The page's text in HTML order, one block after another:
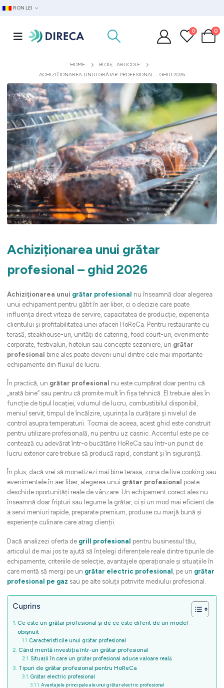
RON LEI
0 0
HOME BLOG,
ARTICOLE
ACHIZIȚIONAREA UNUI GRĂTAR PROFESIONAL – GHID 2026
Achiziționarea unui grătar
profesional – ghid 2026
Achiziționarea unui grătar profesional nu înseamnă doar alegerea
unui echipament pentru gătit în aer liber, ci o decizie care poate
influența direct viteza de servire, capacitatea de producție, experiența
clientului și profitabilitatea unei afaceri HoReCa. Pentru restaurante cu
terasă, steakhouse-uri, unități de catering, food court-uri, evenimente
corporate, festivaluri, hoteluri sau concepte sezoniere, un grătar
profesional bine ales poate deveni unul dintre cele mai importante
echipamente din fluxul de lucru.
În practică, un grătar profesional nu este cumpărat doar pentru că
„arată bine” sau pentru că promite mult în fișa tehnică. El trebuie ales în
funcție de tipul locației, volumul de lucru, combustibilul disponibil,
meniul servit, timpul de încălzire, ușurința la curățare și nivelul de
control asupra temperaturii. Tocmai de aceea, acest ghid este construit
pentru utilizare profesională, nu pentru uz casnic. Accentul este pe ce
contează cu adevărat într-o bucătărie HoReCa sau într-un punct de
lucru exterior care trebuie să producă rapid, constant și în siguranță.
În plus, dacă vrei să monetizezi mai bine terasa, zona de live cooking sau
evenimentele în aer liber, alegerea unui grătar profesional poate
deschide oportunități reale de vânzare. Un echipament corect ales nu
înseamnă doar fripturi sau legume la grătar, ci și un mod mai eficient de
a servi meniuri rapide, preparate premium, produse cu marjă bună și
experiențe culinare care atrag clienții.
Dacă analizezi oferta de grill profesional pentru businessul tău,
articolul de mai jos te ajută să înțelegi diferențele reale dintre tipurile de
echipamente, criteriile de selecție, avantajele operaționale și situațiile în
care merită să mergi pe un grătar electric profesional , pe un grătar
profesional pe gaz sau pe alte soluții potrivite mediului profesional.
Cuprins
Ce este un grătar profesional și de ce este diferit de un model
obișnuit
Caracteristicile unui grătar profesional
Când merită investiția într-un grătar profesional
Situații în care un grătar profesional aduce valoare reală
Tipuri de grătar profesional pentru HoReCa
Grătar electric profesional
Avantajele principale ale unui grătar electric profesional